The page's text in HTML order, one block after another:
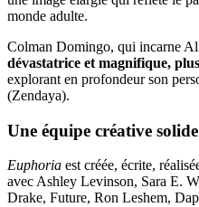
monde adulte.
Colman Domingo, qui incarne
dévastatrice et magnifique,
explorant en profondeur son
(Zendaya).
Une équipe créative solide
Euphoria est créée, écrite,
avec Ashley Levinson, Sara E.
Drake, Future, Ron Leshem,